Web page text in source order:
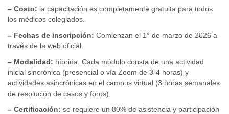
– Costo: la capacitación es completamente gratuita para todos
los médicos colegiados.
– Fechas de inscripción: Comienzan el 1° de marzo de 2026 a
través de la web oficial.
– Modalidad: híbrida. Cada módulo consta de una actividad
inicial sincrónica (presencial o vía Zoom de 3-4 horas) y
actividades asincrónicas en el campus virtual (3 horas semanales
de resolución de casos y foros).
– Certificación: se requiere un 80% de asistencia y participación